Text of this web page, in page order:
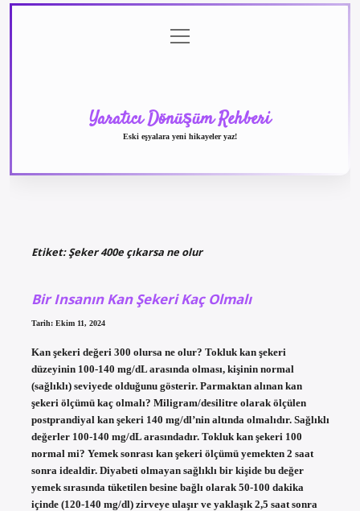
menüyü
aç
Yaratıcı Dönüşüm Rehberi
Eski eşyalara yeni hikayeler yaz!
Etiket:Şeker 400e çıkarsa ne olur
Bir Insanın Kan Şekeri Kaç Olmalı
Tarih: Ekim 11, 2024
Kan şekeri değeri 300 olursa ne olur? Tokluk kan şekeri
düzeyinin 100-140 mg/dL arasında olması, kişinin normal
(sağlıklı) seviyede olduğunu gösterir. Parmaktan alınan kan
şekeri ölçümü kaç olmalı? Miligram/desilitre olarak ölçülen
postprandiyal kan şekeri 140 mg/dl’nin altında olmalıdır. Sağlıklı
değerler 100-140 mg/dL arasındadır. Tokluk kan şekeri 100
normal mi? Yemek sonrası kan şekeri ölçümü yemekten 2 saat
sonra idealdir. Diyabeti olmayan sağlıklı bir kişide bu değer
yemek sırasında tüketilen besine bağlı olarak 50-100 dakika
içinde (120-140 mg/dl) zirveye ulaşır ve yaklaşık 2,5 saat sonra